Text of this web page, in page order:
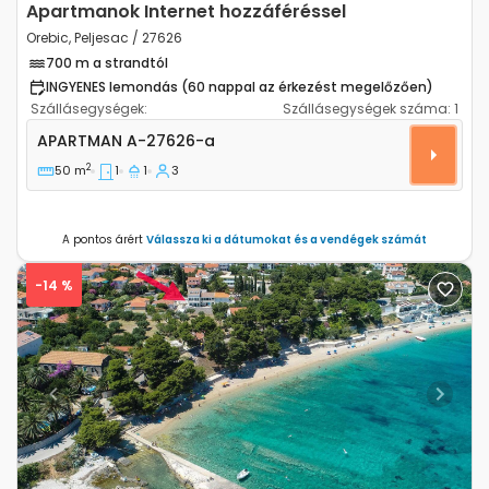
Apartmanok Internet hozzáféréssel
Orebic, Peljesac / 27626
700 m a strandtól
INGYENES lemondás (60 nappal az érkezést megelőzően)
Szállásegységek:
Szállásegységek száma: 1
Egyszobás apartman Orebic (Peljesac) A-27626-a
APARTMAN A-27626-a
50 m2 1 1 3
A pontos árért Válassza ki a dátumokat és a vendégek számát
Previous Next
-14 %